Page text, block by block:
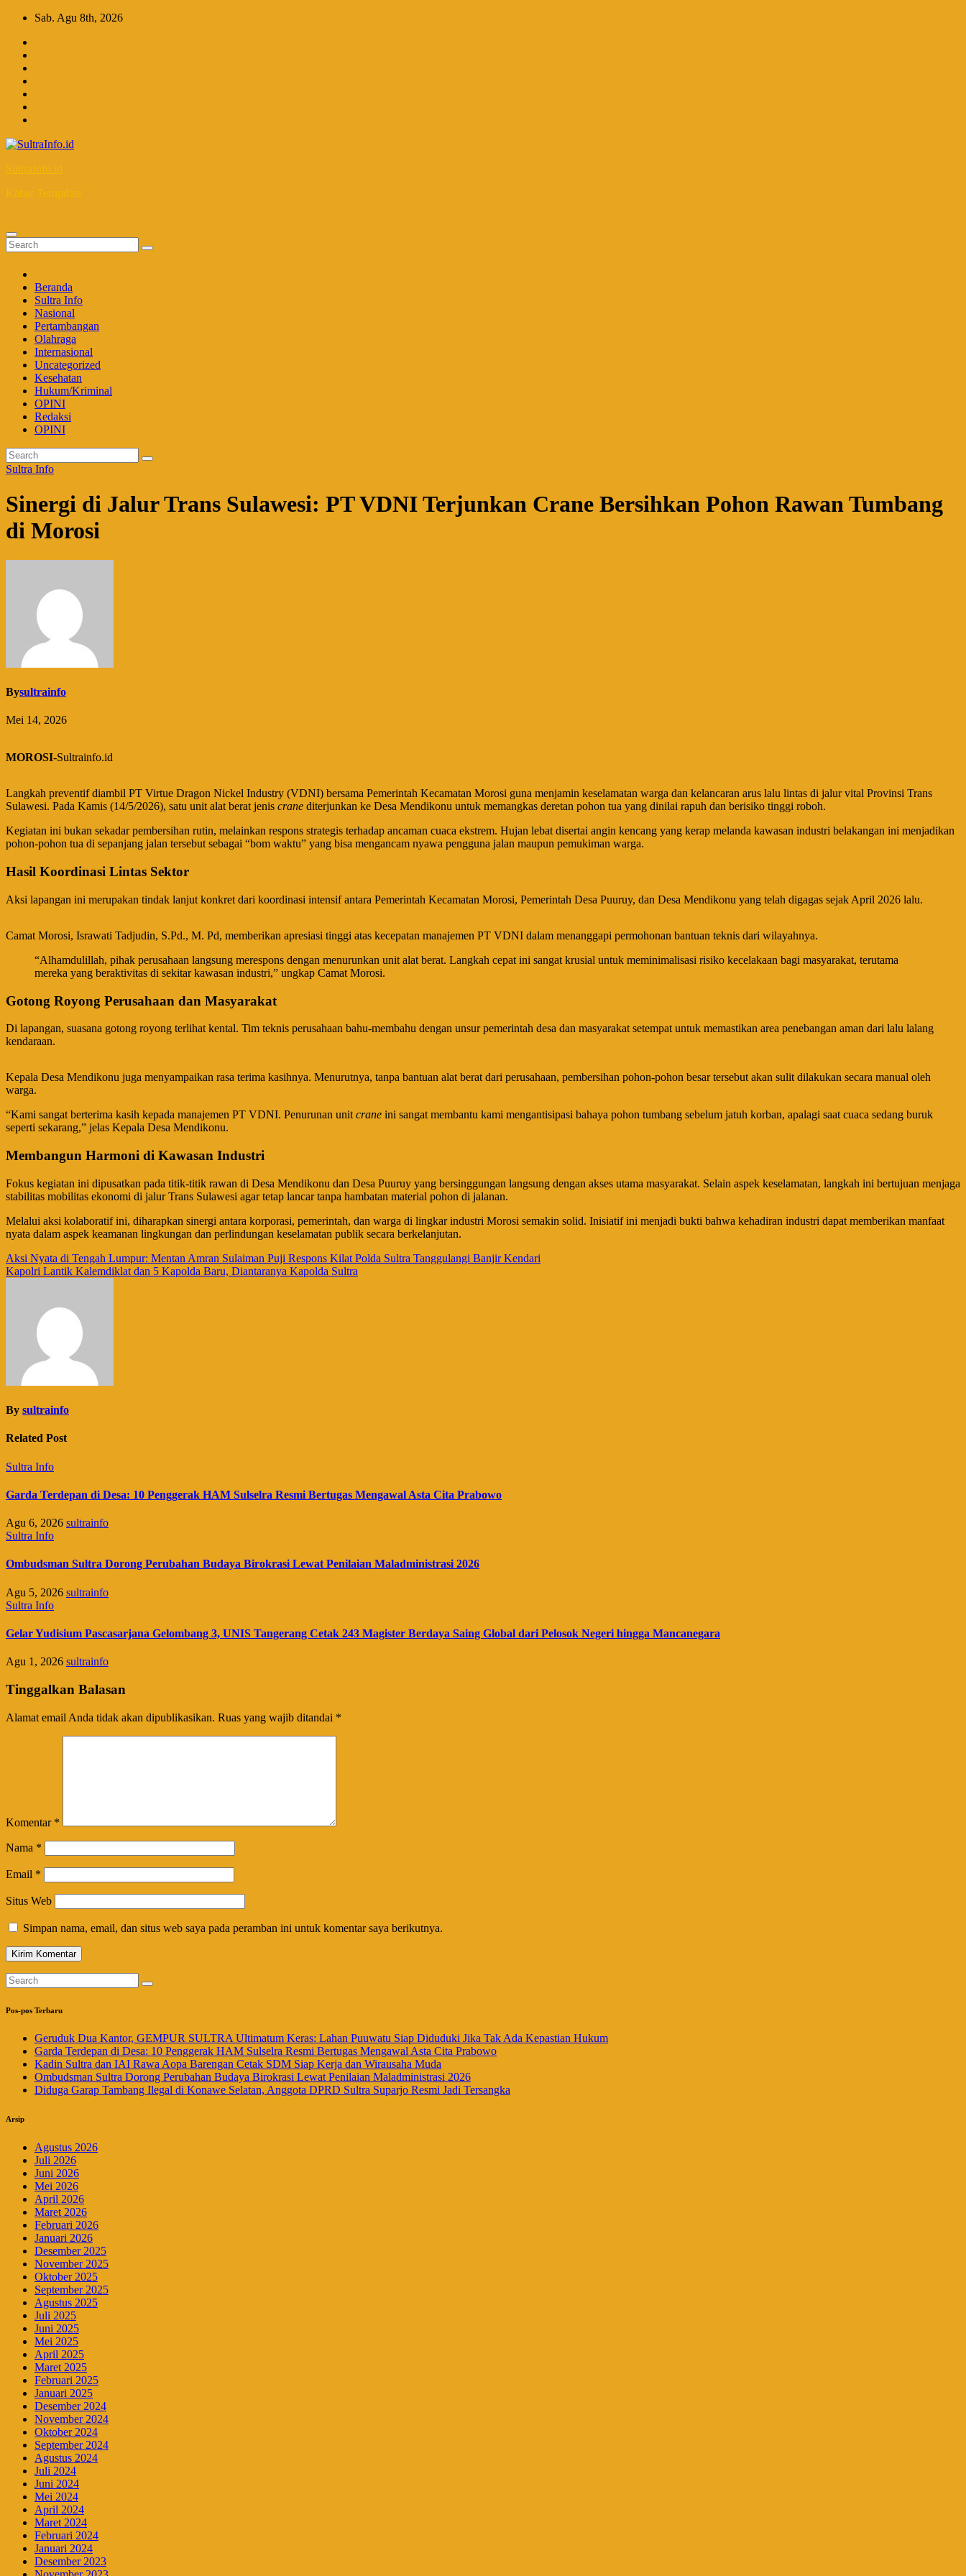
Skip
content
Sab. Agu 8th, 2026
SultraInfo.id
Kabar Terupdate
Beranda
Sultra Info
Nasional
Pertambangan
Olahraga
Internasional
Uncategorized
Kesehatan
Hukum/Kriminal
OPINI
Redaksi
OPINI
Sultra Info
Sinergi di Jalur Trans Sulawesi: PT VDNI Terjunkan Crane Bersihkan Pohon Rawan Tumbang
di Morosi
Bysultrainfo
Mei 14, 2026
MOROSI-Sultrainfo.id
Langkah preventif diambil PT Virtue Dragon Nickel Industry (VDNI) bersama Pemerintah Kecamatan Morosi guna menjamin keselamatan warga dan kelancaran arus lalu lintas di jalur vital Provinsi Trans
Sulawesi. Pada Kamis (14/5/2026), satu unit alat berat jenis crane diterjunkan ke Desa Mendikonu untuk memangkas deretan pohon tua yang dinilai rapuh dan berisiko tinggi roboh.
​Kegiatan ini bukan sekadar pembersihan rutin, melainkan respons strategis terhadap ancaman cuaca ekstrem. Hujan lebat disertai angin kencang yang kerap melanda kawasan industri belakangan ini menjadikan
pohon-pohon tua di sepanjang jalan tersebut sebagai “bom waktu” yang bisa mengancam nyawa pengguna jalan maupun pemukiman warga.
Hasil Koordinasi Lintas Sektor
​Aksi lapangan ini merupakan tindak lanjut konkret dari koordinasi intensif antara Pemerintah Kecamatan Morosi, Pemerintah Desa Puuruy, dan Desa Mendikonu yang telah digagas sejak April 2026 lalu.
​Camat Morosi, Israwati Tadjudin, S.Pd., M. Pd, memberikan apresiasi tinggi atas kecepatan manajemen PT VDNI dalam menanggapi permohonan bantuan teknis dari wilayahnya.
​“Alhamdulillah, pihak perusahaan langsung merespons dengan menurunkan unit alat berat. Langkah cepat ini sangat krusial untuk meminimalisasi risiko kecelakaan bagi masyarakat, terutama
mereka yang beraktivitas di sekitar kawasan industri,” ungkap Camat Morosi.
Gotong Royong Perusahaan dan Masyarakat
​Di lapangan, suasana gotong royong terlihat kental. Tim teknis perusahaan bahu-membahu dengan unsur pemerintah desa dan masyarakat setempat untuk memastikan area penebangan aman dari lalu lalang
kendaraan.
​Kepala Desa Mendikonu juga menyampaikan rasa terima kasihnya. Menurutnya, tanpa bantuan alat berat dari perusahaan, pembersihan pohon-pohon besar tersebut akan sulit dilakukan secara manual oleh
warga.
​“Kami sangat berterima kasih kepada manajemen PT VDNI. Penurunan unit crane ini sangat membantu kami mengantisipasi bahaya pohon tumbang sebelum jatuh korban, apalagi saat cuaca sedang buruk
seperti sekarang,” jelas Kepala Desa Mendikonu.
Membangun Harmoni di Kawasan Industri
​Fokus kegiatan ini dipusatkan pada titik-titik rawan di Desa Mendikonu dan Desa Puuruy yang bersinggungan langsung dengan akses utama masyarakat. Selain aspek keselamatan, langkah ini bertujuan menjaga
stabilitas mobilitas ekonomi di jalur Trans Sulawesi agar tetap lancar tanpa hambatan material pohon di jalanan.
​Melalui aksi kolaboratif ini, diharapkan sinergi antara korporasi, pemerintah, dan warga di lingkar industri Morosi semakin solid. Inisiatif ini menjadi bukti bahwa kehadiran industri dapat memberikan manfaat
nyata dalam aspek keamanan lingkungan dan perlindungan keselamatan publik secara berkelanjutan.
Navigasi
pos
Aksi Nyata di Tengah Lumpur: Mentan Amran Sulaiman Puji Respons Kilat Polda Sultra Tanggulangi Banjir Kendari
Kapolri Lantik Kalemdiklat dan 5 Kapolda Baru, Diantaranya Kapolda Sultra
By sultrainfo
Related Post
Sultra Info
Garda Terdepan di Desa: 10 Penggerak HAM Sulselra Resmi Bertugas Mengawal Asta Cita Prabowo
Agu 6, 2026 sultrainfo
Sultra Info
Ombudsman Sultra Dorong Perubahan Budaya Birokrasi Lewat Penilaian Maladministrasi 2026
Agu 5, 2026 sultrainfo
Sultra Info
Gelar Yudisium Pascasarjana Gelombang 3, UNIS Tangerang Cetak 243 Magister Berdaya Saing Global dari Pelosok Negeri hingga Mancanegara
Agu 1, 2026 sultrainfo
Tinggalkan Balasan
Alamat email Anda tidak akan dipublikasikan. Ruas yang wajib ditandai *
Komentar *
Nama *
Email *
Situs Web
Simpan nama, email, dan situs web saya pada peramban ini untuk komentar saya berikutnya.
Pos-pos Terbaru
Geruduk Dua Kantor, GEMPUR SULTRA Ultimatum Keras: Lahan Puuwatu Siap Diduduki Jika Tak Ada Kepastian Hukum
Garda Terdepan di Desa: 10 Penggerak HAM Sulselra Resmi Bertugas Mengawal Asta Cita Prabowo
Kadin Sultra dan IAI Rawa Aopa Barengan Cetak SDM Siap Kerja dan Wirausaha Muda
Ombudsman Sultra Dorong Perubahan Budaya Birokrasi Lewat Penilaian Maladministrasi 2026
Diduga Garap Tambang Ilegal di Konawe Selatan, Anggota DPRD Sultra Suparjo Resmi Jadi Tersangka
Arsip
Agustus 2026
Juli 2026
Juni 2026
Mei 2026
April 2026
Maret 2026
Februari 2026
Januari 2026
Desember 2025
November 2025
Oktober 2025
September 2025
Agustus 2025
Juli 2025
Juni 2025
Mei 2025
April 2025
Maret 2025
Februari 2025
Januari 2025
Desember 2024
November 2024
Oktober 2024
September 2024
Agustus 2024
Juli 2024
Juni 2024
Mei 2024
April 2024
Maret 2024
Februari 2024
Januari 2024
Desember 2023